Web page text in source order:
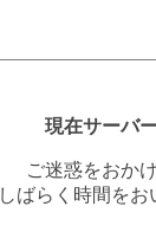
現在サーバ
ご迷惑をおか
しばらく時間を